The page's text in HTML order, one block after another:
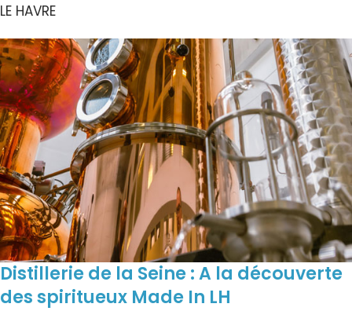
LE HAVRE
Distillerie de la Seine : A la découverte
des spiritueux Made In LH